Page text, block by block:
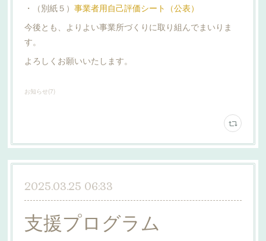
・（別紙５） 事業者用自己評価シート（公表）
今後とも、よりよい事業所づくりに取り組んでまいりま
す。
よろしくお願いいたします。
お知らせ(7)
2025.03.25 06:33
支援プログラム